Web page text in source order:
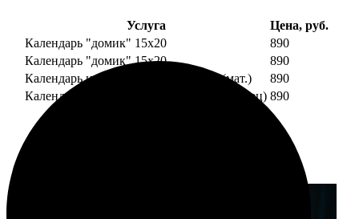
Услуга
Цена, руб.
Календарь "домик" 15х20
890
Календарь "домик" 15х20
890
Календарь настольный А5 210х148 (мат.)
890
Календарь настольный А5 210х148 (глянец) 890